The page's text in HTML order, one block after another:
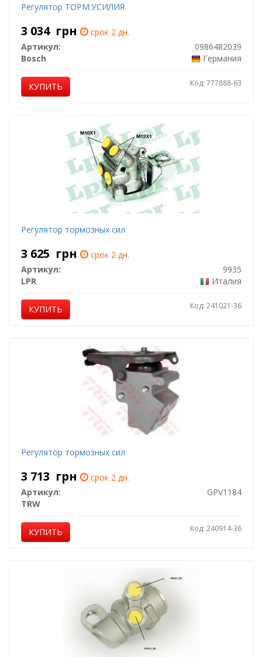
Регулятор ТОРМ.УСИЛИЯ
3 034 грн
срок 2 дн.
Артикул:
0986482039
Bosch
Германия
КУПИТЬ Код: 777888-63
Регулятор тормозных сил
3 625 грн
срок 2 дн.
Артикул:
9935
LPR
Италия
КУПИТЬ Код: 241021-36
Регулятор тормозных сил
3 713 грн
срок 2 дн.
Артикул:
GPV1184
TRW
КУПИТЬ Код: 240914-36